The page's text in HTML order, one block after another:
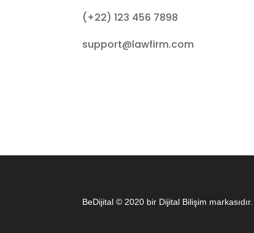
(+22) 123 456 7898
support@lawfirm.com
BeDijital © 2020 bir Dijital Bilişim markasıdır.